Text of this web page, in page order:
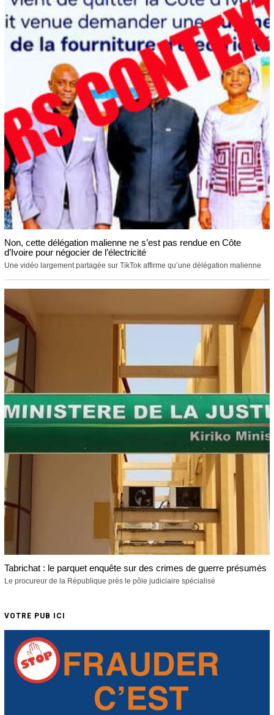
Non, cette délégation malienne ne s’est pas rendue en Côte
d’Ivoire pour négocier de l’électricité
Une vidéo largement partagée sur TikTok affirme qu’une délégation malienne
Tabrichat : le parquet enquête sur des crimes de guerre présumés
Le procureur de la République près le pôle judiciaire spécialisé
VOTRE PUB ICI